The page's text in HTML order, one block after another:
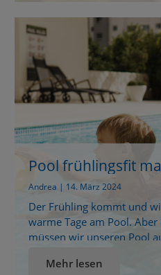
Mitteln zu greifen,
aus […]
Pool frühlingsfit
Andrea | 14. März 2024
Der Frühling kommt und
warme Tage am Pool.
müssen wir unseren Pool
Produkten von purux wird
Mehr lesen